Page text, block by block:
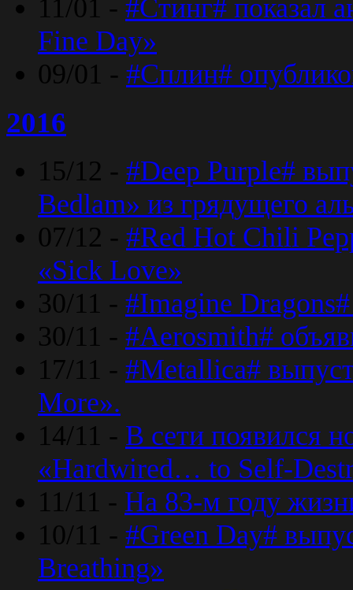
11/01 - #Стинг# показал
Fine Day»
09/01 - #Сплин#
2016
15/12 - #Deep Purple#
Bedlam» из грядущего
07/12 - #Red Hot Chili
«Sick Love»
30/11 - #Imagine
30/11 - #Aerosmith#
17/11 - #Metallica#
More».
14/11 - В сети появился
«Hardwired… to Self-
11/11 - На 83-м году
10/11 - #Green Day#
Breathing»